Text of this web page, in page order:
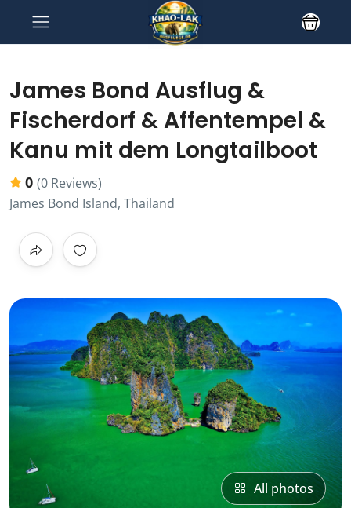
James Bond Ausflug &
Fischerdorf & Affentempel &
Kanu mit dem Longtailboot
0 (0 Reviews)
James Bond Island, Thailand
All photos